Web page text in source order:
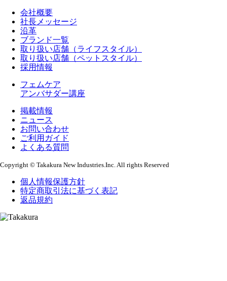
会社概要
社長メッセージ
沿革
ブランド一覧
取り扱い店舗（ライフスタイル）
取り扱い店舗（ペットスタイル）
採用情報
フェムケア
アンバサダー講座
掲載情報
ニュース
お問い合わせ
ご利用ガイド
よくある質問
Copyright © Takakura New Industries.Inc. All rights Reserved
個人情報保護方針
特定商取引法に基づく表記
返品規約